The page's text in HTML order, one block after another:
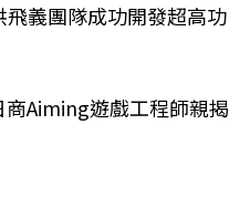
義團隊成功開發超高功
Aiming遊戲工程師親揭